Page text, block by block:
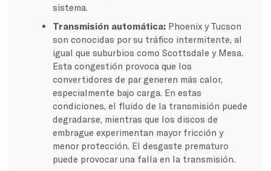
sistema.
Transmisión automática: Phoenix y Tucson
son conocidas por su tráfico intermitente, al
igual que suburbios como Scottsdale y Mesa.
Esta congestión provoca que los
convertidores de par generen más calor,
especialmente bajo carga. En estas
condiciones, el fluido de la transmisión puede
degradarse, mientras que los discos de
embrague experimentan mayor fricción y
menor protección. El desgaste prematuro
puede provocar una falla en la transmisión.